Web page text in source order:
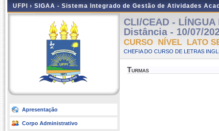
UFPI › SIGAA - Sistema Integrado de Gestão de Atividades
Apresentação
Corpo Administrativo
CLI/CEAD -
Distância - 10/07/
CURSO NÍVEL LATO
CHEFIA DO CURSO DE LETRAS
Turmas